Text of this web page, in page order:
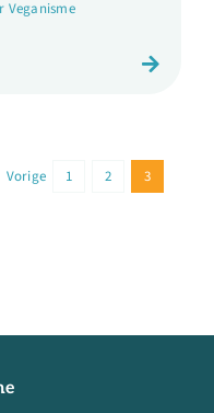
Veganisme
Vorige 1 2 3